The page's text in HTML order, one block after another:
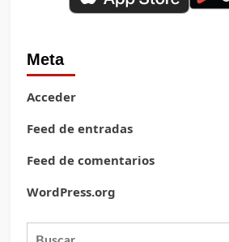
Meta
Acceder
Feed de entradas
Feed de comentarios
WordPress.org
Buscar: